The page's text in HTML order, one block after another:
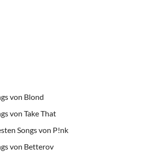
von Blond
von Take That
Songs von P!nk
von Betterov